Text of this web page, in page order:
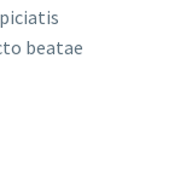
beatae